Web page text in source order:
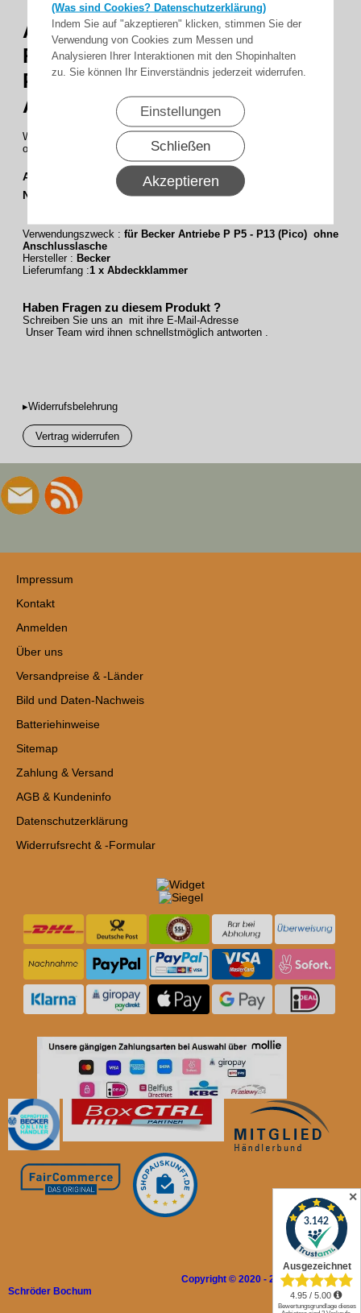
(Was sind Cookies? Datenschutzerklärung)
Indem Sie auf "akzeptieren" klicken, stimmen Sie der
Verwendung von Cookies zum Messen und
Analysieren Ihrer Interaktionen mit den Shopinhalten
zu. Sie können Ihr Einverständnis jederzeit widerrufen.
Einstellungen
Schließen
Akzeptieren
Abdeckklammer Schwarz für
Rohrmotore Becker Baureihe
P(Pico) P5 - P13 ohne
Anschlusslasche
Wird bei Becker Antriebe benötigt für Antriebe P(Pico) P5 - P13
ohne Anschlusslasche .
Abdeckklammer Schwarzfür Pico ohne Lasche: Art-
Nr.
4930 300 491 0 - GTIN-Nr. : 4251852913741
Verwendungszweck : für Becker Antriebe P P5 - P13 (Pico) ohne
Anschlusslasche
Hersteller : Becker
Lieferumfang :1 x Abdeckklammer
Haben Fragen zu diesem Produkt ?
Schreiben Sie uns an mit ihre E-Mail-Adresse
Unser Team wird ihnen schnellstmöglich antworten .
▸Widerrufsbelehrung
Vertrag widerrufen
Impressum
Kontakt
Anmelden
Über uns
Versandpreise & -Länder
Bild und Daten-Nachweis
Batteriehinweise
Sitemap
Zahlung & Versand
AGB & Kundeninfo
Datenschutzerklärung
Widerrufsrecht & -Formular
Copyright © 2020 - 2026 Rolladen
Schröder Bochum
✕